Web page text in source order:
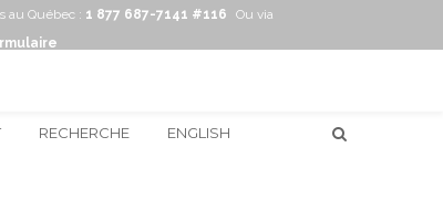
au Québec : 1 877 687-7141 #116
Ou via
RECHERCHE ENGLISH